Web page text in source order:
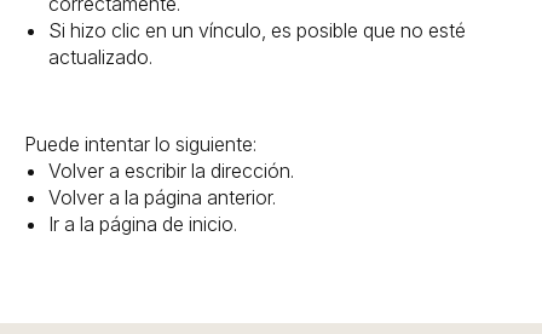
682
720
320
Si hizo clic en un vínculo, es posible que no esté
actualizado.
Puede intentar lo siguiente:
Volver a escribir la dirección.
Volver a la página anterior.
Ir a la página de inicio.